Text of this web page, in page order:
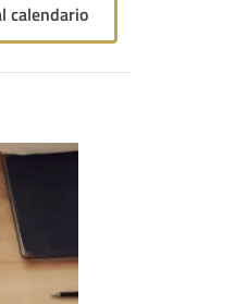
calendario